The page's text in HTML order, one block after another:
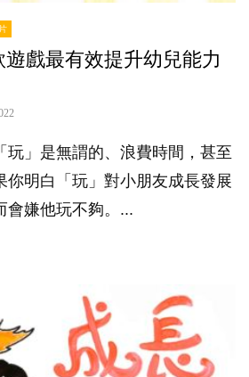
戲最有效提升幼兒能力
玩」是無謂的、浪費時間，甚至
你明白「玩」對小朋友成長發展
會嫌他玩不夠。...